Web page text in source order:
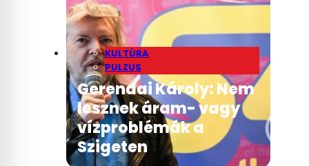
KULTÚRA
PULZUS
Gerendai Károly: Nem
lesznek áram- vagy
vízproblémák a
Szigeten